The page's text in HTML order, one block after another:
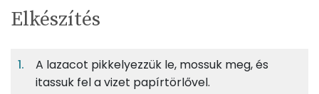
Egy
adagban
19%
Fehérje
3%
Szénhidrát
4%
TÁPANYAGTARTALOM
Egy
adagban
2
adagban
100
Elkészítés
A lazacot pikkelyezzük le, mossuk meg, és
itassuk fel a vizet papírtörlővel.